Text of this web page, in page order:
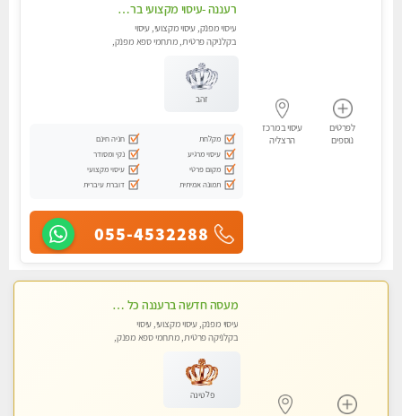
לפרטים
נוספים
עיסוי במרכז
הרצליה
רעננה -עיסוי מקצועי ברעננה טיפול שמשלב טיפוח ומרפא, עיסוי נדיר ייחודי
עיסוי מפנק, עיסוי מקצועי, עיסוי
בקלניקה פרטית, מתחמי ספא מפנק,
זהב
מקלחת
חניה חינם
עיסוי מרגיע
נקי ומסודר
מקום פרטי
עיסוי מקצועי
תמונה אמיתית
דוברת עיברית
055-4532288
מעסה חדשה ברעננה כל סוגי העיסויים מעסה מקצועית ואיכותית פרטי!!!מומלץ לחלוטין!!
עיסוי מפנק, עיסוי מקצועי, עיסוי
בקלניקה פרטית, מתחמי ספא מפנק,
פלטינה